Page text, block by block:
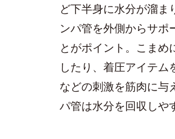
ど下半身に水分が溜ま
ンパ管を外側からサポ
とがポイント。こまめ
したり、着圧アイテム
などの刺激を筋肉に与
パ管は水分を回収しや